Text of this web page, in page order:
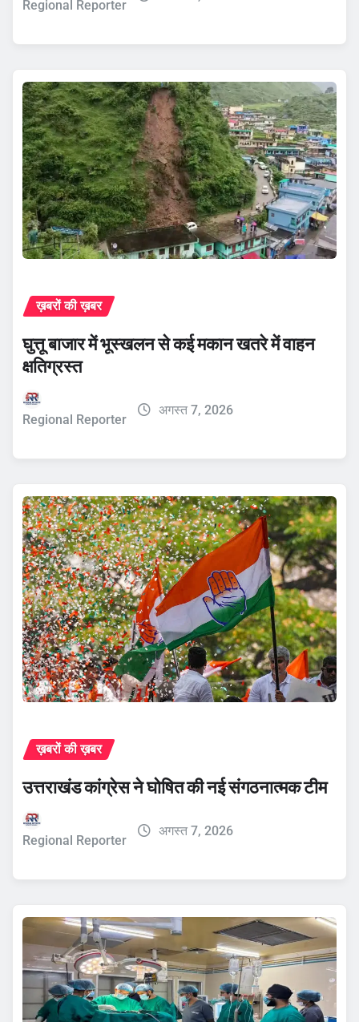
Regional Reporter
ख़बरों की ख़बर
घुत्तू बाजार में भूस्खलन से कई मकान खतरे में वाहन
क्षतिग्रस्त
Regional Reporter
अगस्त 7, 2026
ख़बरों की ख़बर
उत्तराखंड कांग्रेस ने घोषित की नई संगठनात्मक टीम
Regional Reporter
अगस्त 7, 2026